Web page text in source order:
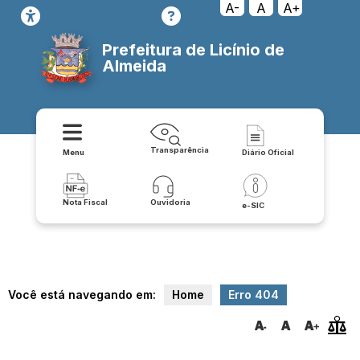
transparencia/despesas/transparencia A- A A+
Prefeitura de Licínio de
Almeida
Menu Transparência Diário Oficial
Nota Fiscal Ouvidoria e-SIC
Você está navegando em: Home Erro 404